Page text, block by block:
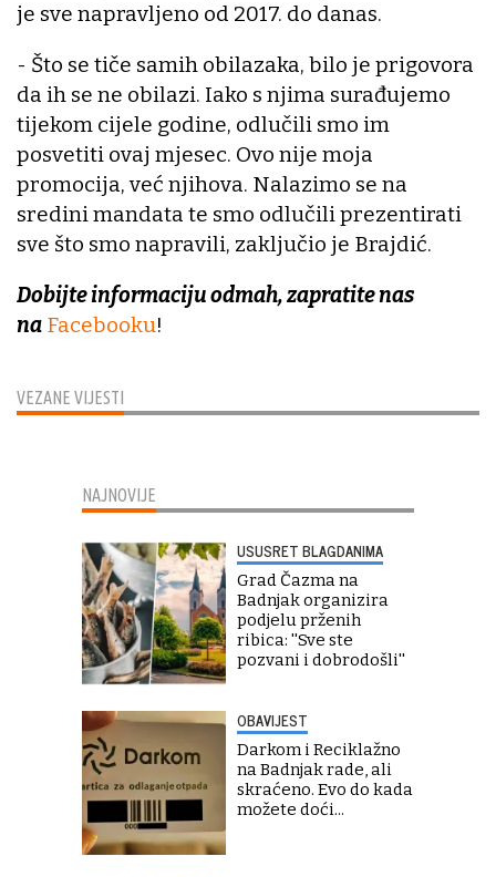
VEZANE VIJESTI
je sve napravljeno od 2017. do danas.
- Što se tiče samih obilazaka, bilo je prigovora
da ih se ne obilazi. Iako s njima surađujemo
tijekom cijele godine, odlučili smo im
posvetiti ovaj mjesec. Ovo nije moja
promocija, već njihova. Nalazimo se na
sredini mandata te smo odlučili prezentirati
sve što smo napravili, zaključio je Brajdić.
Dobijte informaciju odmah, zapratite nas
na Facebooku!
NAJNOVIJE
USUSRET BLAGDANIMA
Grad Čazma na
Badnjak organizira
podjelu prženih
ribica: ''Sve ste
pozvani i dobrodošli''
OBAVIJEST
Darkom i Reciklažno
na Badnjak rade, ali
skraćeno. Evo do kada
možete doći...